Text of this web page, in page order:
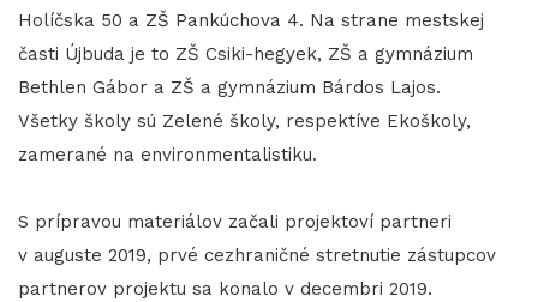
Holíčska 50 a ZŠ Pankúchova 4. Na strane mestskej
časti Újbuda je to ZŠ Csiki-hegyek, ZŠ a gymnázium
Bethlen Gábor a ZŠ a gymnázium Bárdos Lajos.
Všetky školy sú Zelené školy, respektíve Ekoškoly,
zamerané na environmentalistiku.
S prípravou materiálov začali projektoví partneri
v auguste 2019, prvé cezhraničné stretnutie zástupcov
partnerov projektu sa konalo v decembri 2019.